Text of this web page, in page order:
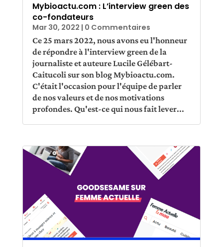
Mybioactu.com : L’interview green des
co-fondateurs
Mar 30, 2022 | 0 Commentaires
Ce 25 mars 2022, nous avons eu l'honneur
de répondre à l'interview green de la
journaliste et auteure Lucile Gélébart-
Caitucoli sur son blog Mybioactu.com.
C'était l'occasion pour l'équipe de parler
de nos valeurs et de nos motivations
profondes. Qu'est-ce qui nous fait lever...